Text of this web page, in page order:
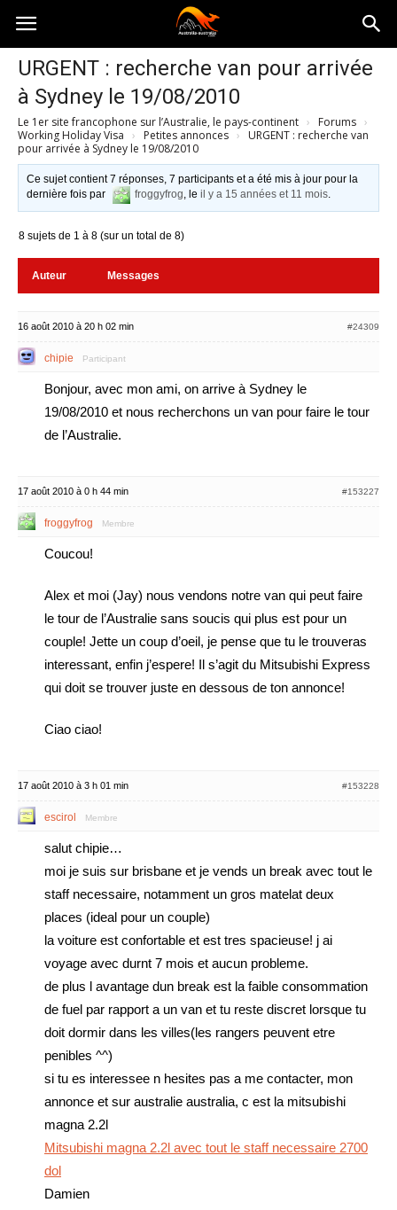
Australia-
australie.com
URGENT : recherche van pour arrivée
à Sydney le 19/08/2010
Le 1er site francophone sur l’Australie, le pays-continent › Forums ›
Working Holiday Visa › Petites annonces ›
URGENT : recherche van
pour arrivée à Sydney le 19/08/2010
Ce sujet contient 7 réponses, 7 participants et a été mis à jour pour la
dernière fois par
froggyfrog, leil y a 15 années et 11 mois.
8 sujets de 1 à 8 (sur un total de 8)
Auteur Messages
16 août 2010 à 20 h 02 min #24309
chipie Participant
Bonjour, avec mon ami, on arrive à Sydney le
19/08/2010 et nous recherchons un van pour faire le tour
de l’Australie.
17 août 2010 à 0 h 44 min #153227
froggyfrog Membre
Coucou!
Alex et moi (Jay) nous vendons notre van qui peut faire
le tour de l’Australie sans soucis qui plus est pour un
couple! Jette un coup d’oeil, je pense que tu le trouveras
interessant, enfin j’espere! Il s’agit du Mitsubishi Express
qui doit se trouver juste en dessous de ton annonce!
Ciao ciao!
17 août 2010 à 3 h 01 min #153228
escirol Membre
salut chipie…
moi je suis sur brisbane et je vends un break avec tout le
staff necessaire, notamment un gros matelat deux
places (ideal pour un couple)
la voiture est confortable et est tres spacieuse! j ai
voyage avec durnt 7 mois et aucun probleme.
de plus l avantage dun break est la faible consommation
de fuel par rapport a un van et tu reste discret lorsque tu
doit dormir dans les villes(les rangers peuvent etre
penibles ^^)
si tu es interessee n hesites pas a me contacter, mon
annonce et sur australie australia, c est la mitsubishi
magna 2.2l
Mitsubishi magna 2.2l avec tout le staff necessaire 2700
dol
Damien